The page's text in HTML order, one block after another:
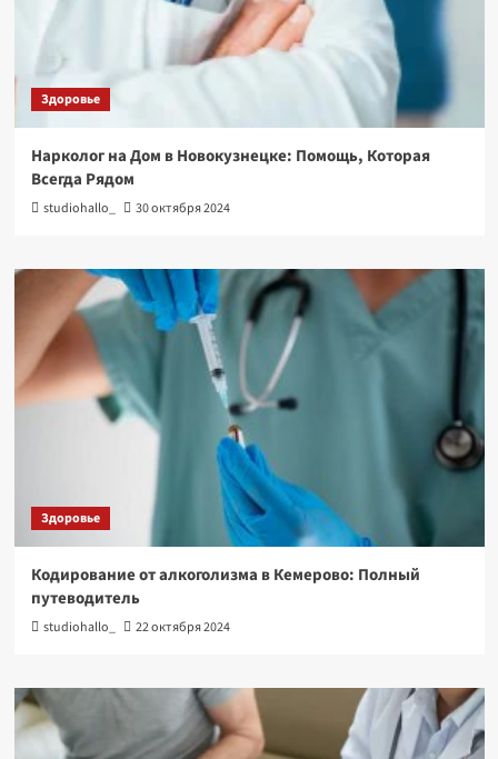
Здоровье
Нарколог на Дом в Новокузнецке: Помощь, Которая
Всегда Рядом
studiohallo_ 30 октября 2024
Здоровье
Кодирование от алкоголизма в Кемерово: Полный
путеводитель
studiohallo_ 22 октября 2024